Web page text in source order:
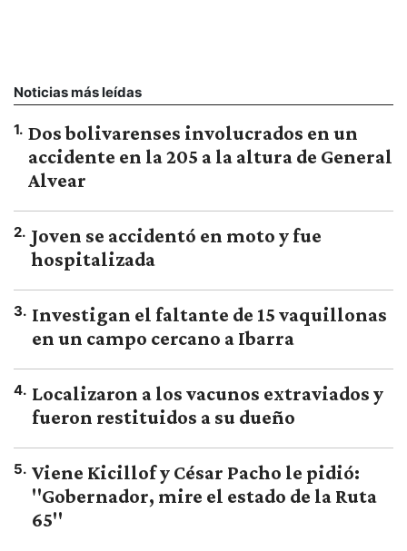
Noticias más leídas
1. Dos bolivarenses involucrados en un
accidente en la 205 a la altura de General
Alvear
2. Joven se accidentó en moto y fue
hospitalizada
3. Investigan el faltante de 15 vaquillonas
en un campo cercano a Ibarra
4. Localizaron a los vacunos extraviados y
fueron restituidos a su dueño
5. Viene Kicillof y César Pacho le pidió:
"Gobernador, mire el estado de la Ruta
65"